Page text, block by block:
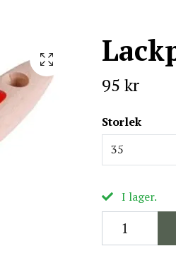
95 kr
Storlek
35
I lager.